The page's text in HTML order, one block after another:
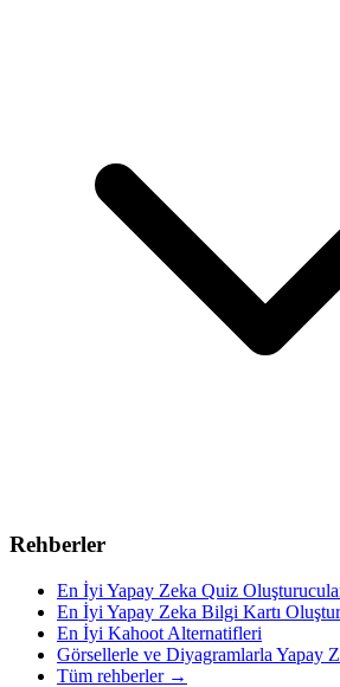
Rehberler
En İyi Yapay Zeka Quiz
En İyi Yapay Zeka Bilgi Kartı
En İyi Kahoot Alternatifleri
Görsellerle ve Diyagramlarla Yapay
Tüm rehberler→